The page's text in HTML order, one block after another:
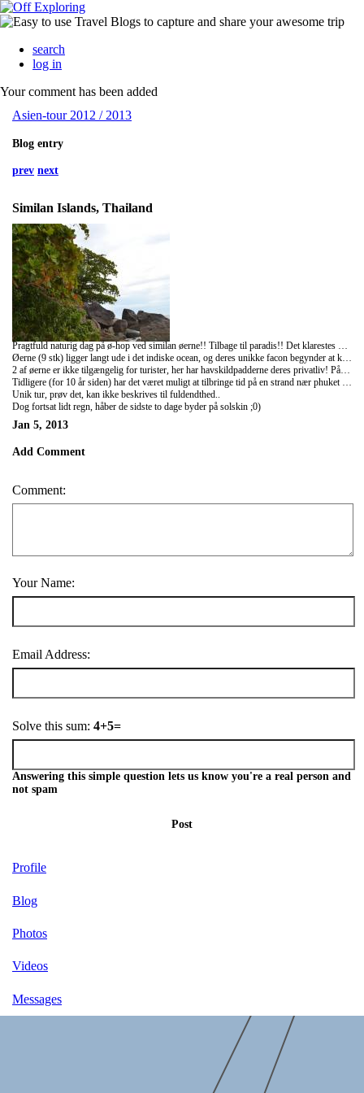
search
log in
Your comment has been added
Asien-tour 2012 / 2013
Blog entry
prev next
Similan Islands, Thailand
Pragtfuld naturig dag på ø-hop ved similan øerne!! Tilbage til paradis!! Det klarestes vand vi har badet og snorklet i til dato, det har virkelig været en unik tur!! Anbefales til alle, der fås ikke smukkere natur! ;0)
Øerne (9 stk) ligger langt ude i det indiske ocean, og deres unikke facon begynder at kunne synes jo tættere man kommer på. De fremtræder som grønne bjerge i det smukke blågrønt univers. De eksisterer på havets vilkår, og alligevel er der formet jungle, koraller, sandhvide strande og under vandets overflade starter havets poesi! En tur hertil bør opleves! Massere af fisk, som bevæger sig umotiveret i en lunefuld og eksotisk verden! Koh kradan byder dog stadig på det allermest unikke hvad snorkling angår!
2 af øerne er ikke tilgængelig for turister, her har havskildpadderne deres privatliv! På øer med sandstrande, er der ansat bevågenhed til skildpadderne, så naturen ikke bremses af turister! Vi var så utrolig heldige, at 250 meter fra vores båd, så vi en, da vi snorklede! Fantastisk syn på ca. 15-20 meters dybde, så imponerende at følge!!
Tidligere (for 10 år siden) har det været muligt at tilbringe tid på en strand nær phuket og se skildpadderne komme op og ligge deres æg, dette privilegium er væk idag pga. turismen.
Unik tur, prøv det, kan ikke beskrives til fuldendthed..
Dog fortsat lidt regn, håber de sidste to dage byder på solskin ;0)
Jan 5, 2013
Add Comment
Comment:
Your Name:
Email Address:
Solve this sum: 4+5=
Answering this simple question lets us know you're a real person and
not spam
Post
Profile
Blog
Photos
Videos
Messages